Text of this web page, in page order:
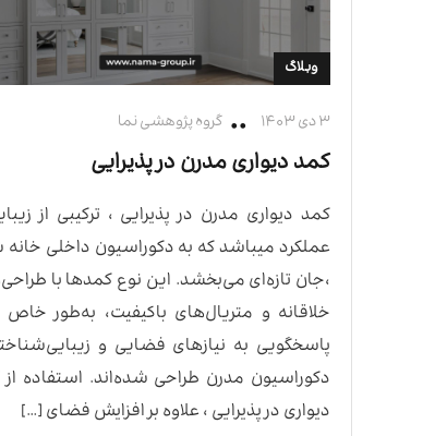
وبلاگ
۳ دی ۱۴۰۳ گروه پژوهشی نما
کمد دیواری مدرن در پذیرایی
کمد دیواری مدرن در پذیرایی ، ترکیبی از
عملکرد میباشد که به دکوراسیون داخلی
،جان تازه‌ای می‌بخشد. این نوع کمدها با
خلاقانه و متریال‌های باکیفیت، به‌طور خاص
پاسخگویی به نیازهای فضایی و
دکوراسیون مدرن طراحی شده‌اند. استفاده
دیواری در پذیرایی ، علاوه بر افزایش فضای […]